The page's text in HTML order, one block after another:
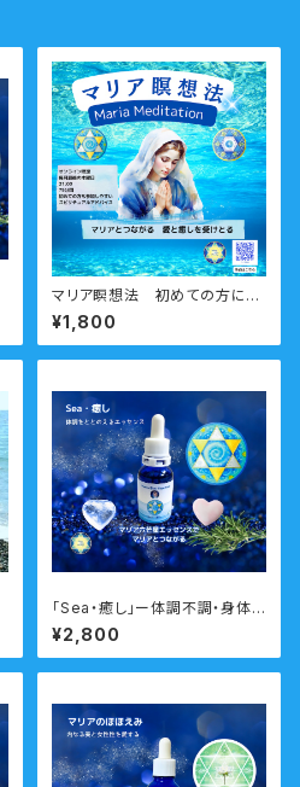
マリア瞑想法 初めての方にも
わかりやすい瞑想
¥1,800
「Sea・癒し」ー体調不調・身体と
心のバランスを調えるー 瞑想
音声ガイド付き マリアウォータ
ーエッセンス・シングル
¥2,800